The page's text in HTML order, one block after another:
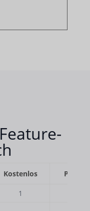
Kostenlos Pro
1